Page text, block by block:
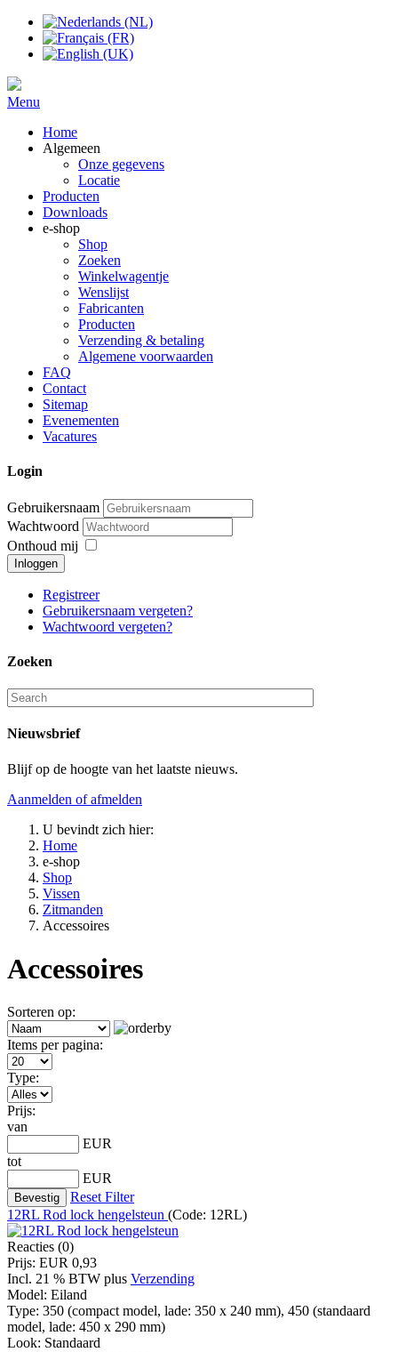
Menu
Home
Algemeen
Onze gegevens
Locatie
Producten
Downloads
e-shop
Shop
Zoeken
Winkelwagentje
Wenslijst
Fabricanten
Producten
Verzending & betaling
Algemene voorwaarden
FAQ
Contact
Sitemap
Evenementen
Vacatures
Login
Gebruikersnaam
Wachtwoord
Onthoud mij
Inloggen
Registreer
Gebruikersnaam vergeten?
Wachtwoord vergeten?
Zoeken
Nieuwsbrief
Blijf op de hoogte van het laatste nieuws.
Aanmelden of afmelden
U bevindt zich hier:
Home
e-shop
Shop
Vissen
Zitmanden
Accessoires
Accessoires
Sorteren op:
Items per pagina:
Type:
Prijs:
van
EUR
tot
EUR
Reset Filter
12RL Rod lock hengelsteun (Code: 12RL)
Reacties (0)
Prijs: EUR 0,93
Incl. 21 % BTW plus Verzending
Model: Eiland
Type: 350 (compact model, lade: 350 x 240 mm), 450 (standaard
model, lade: 450 x 290 mm)
Look: Standaard